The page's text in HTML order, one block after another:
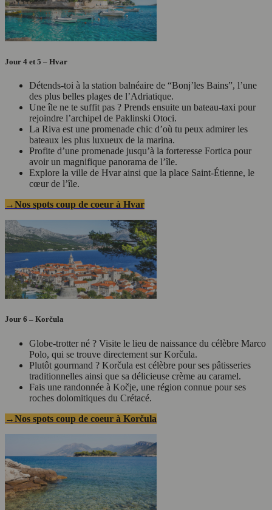
Jour 4 et 5 – Hvar
Détends-toi à la station balnéaire de “Bonj’les Bains”, l’une
des plus belles plages de l’Adriatique.
Une île ne te suffit pas ? Prends ensuite un bateau-taxi pour
rejoindre l’archipel de Paklinski Otoci.
La Riva est une promenade chic d’où tu peux admirer les
bateaux les plus luxueux de la marina.
Profite d’une promenade jusqu’à la forteresse Fortica pour
avoir un magnifique panorama de l’île.
Explore la ville de Hvar ainsi que la place Saint-Étienne, le
cœur de l’île.
→Nos spots coup de coeur à Hvar
Jour 6 – Korčula
Globe-trotter né ? Visite le lieu de naissance du célèbre Marco
Polo, qui se trouve directement sur Korčula.
Plutôt gourmand ? Korčula est célèbre pour ses pâtisseries
traditionnelles ainsi que sa délicieuse crème au caramel.
Fais une randonnée à Kočje, une région connue pour ses
roches dolomitiques du Crétacé.
→Nos spots coup de coeur à Korčula